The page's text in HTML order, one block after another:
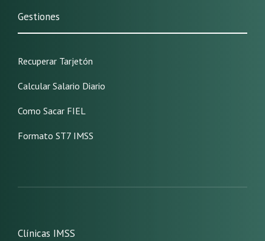
Gestiones
Recuperar Tarjetón
Calcular Salario Diario
Como Sacar FIEL
Formato ST7 IMSS
Clínicas IMSS